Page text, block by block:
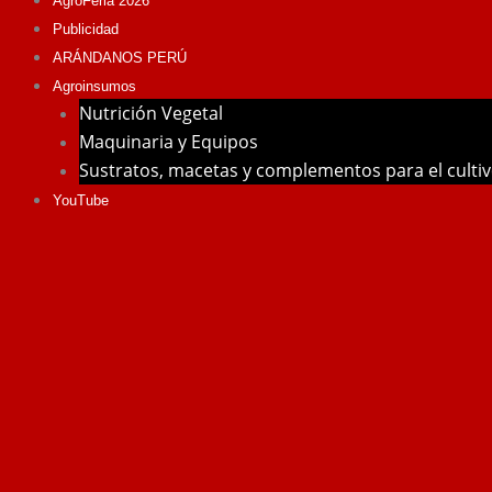
Publicidad
ARÁNDANOS PERÚ
Agroinsumos
Nutrición Vegetal
Maquinaria y Equipos
Sustratos, macetas y complementos para el
YouTube